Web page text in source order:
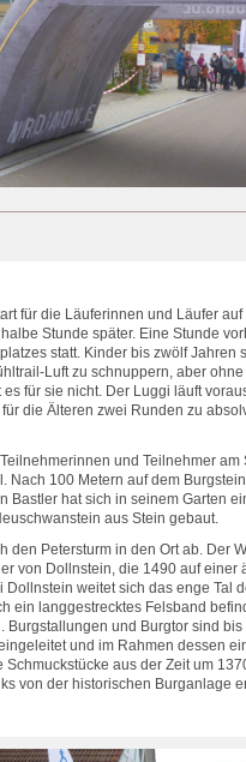
für die Läuferinnen und Läufer
Stunde später. Eine Stunde
statt. Kinder bis zwölf Jahren
Luft zu schnuppern, aber
für sie nicht. Der Luggi läuft
die Älteren zwei Runden zu
und Teilnehmer am
Nach 100 Metern auf dem
Bastler hat sich in seinem Garten
aus Stein gebaut.
Petersturm in den Ort ab. Der
von Dollnstein, die 1490 auf einer
weitet sich das enge Tal
ein langgestrecktes Felsband
Burgstallungen und Burgtor sind
und im Rahmen dessen
aus der Zeit um
von der historischen Burganlage